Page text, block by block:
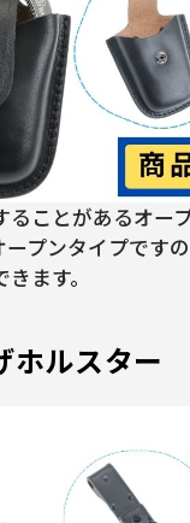
ることがあるオー
ープンタイプです
ます。
ホルスター